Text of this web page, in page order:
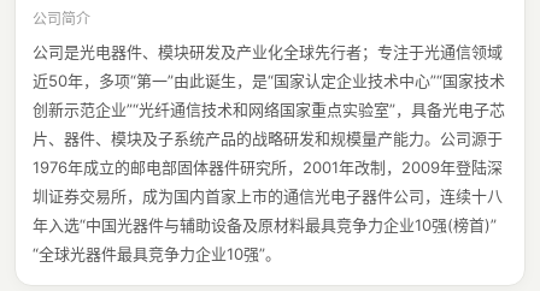
公司简介
公司是光电器件、模块研发及产业化全球先行者；专注于光通信领域
近50年，多项“第一”由此诞生，是“国家认定企业技术中心”“国家技术
创新示范企业”“光纤通信技术和网络国家重点实验室”，具备光电子芯
片、器件、模块及子系统产品的战略研发和规模量产能力。公司源于
1976年成立的邮电部固体器件研究所，2001年改制，2009年登陆深
圳证券交易所，成为国内首家上市的通信光电子器件公司，连续十八
年入选“中国光器件与辅助设备及原材料最具竞争力企业10强(榜首)”
“全球光器件最具竞争力企业10强”。